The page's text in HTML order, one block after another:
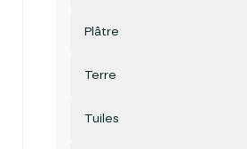
Plâtre
Terre
Tuiles